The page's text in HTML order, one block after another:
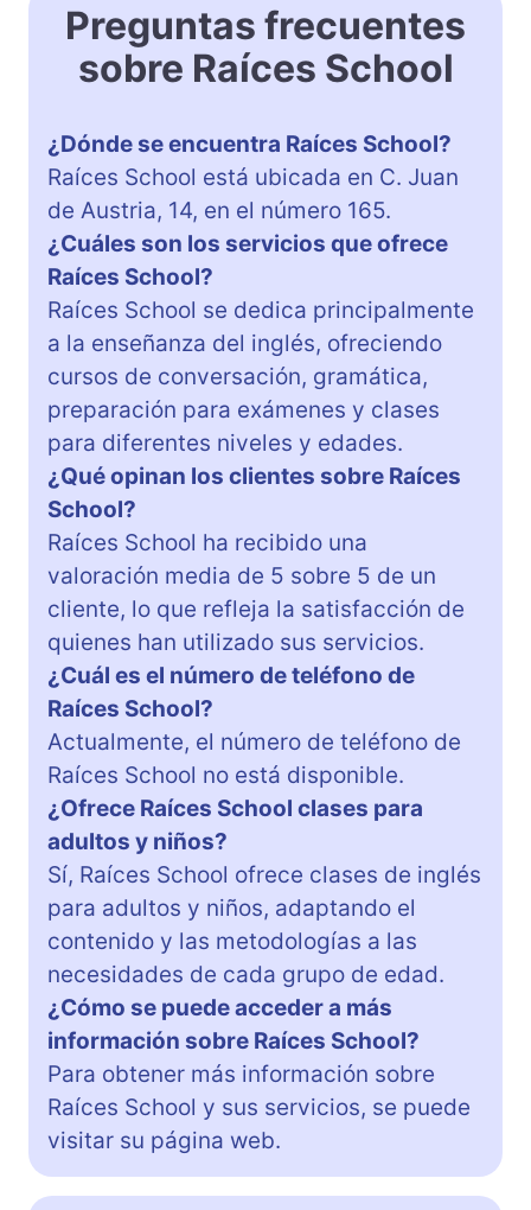
Preguntas frecuentes
sobre Raíces School
¿Dónde se encuentra Raíces School?
Raíces School está ubicada en C. Juan
de Austria, 14, en el número 165.
¿Cuáles son los servicios que ofrece
Raíces School?
Raíces School se dedica principalmente
a la enseñanza del inglés, ofreciendo
cursos de conversación, gramática,
preparación para exámenes y clases
para diferentes niveles y edades.
¿Qué opinan los clientes sobre Raíces
School?
Raíces School ha recibido una
valoración media de 5 sobre 5 de un
cliente, lo que refleja la satisfacción de
quienes han utilizado sus servicios.
¿Cuál es el número de teléfono de
Raíces School?
Actualmente, el número de teléfono de
Raíces School no está disponible.
¿Ofrece Raíces School clases para
adultos y niños?
Sí, Raíces School ofrece clases de inglés
para adultos y niños, adaptando el
contenido y las metodologías a las
necesidades de cada grupo de edad.
¿Cómo se puede acceder a más
información sobre Raíces School?
Para obtener más información sobre
Raíces School y sus servicios, se puede
visitar su página web.